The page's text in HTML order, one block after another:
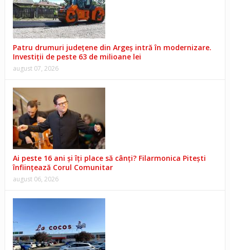
Patru drumuri județene din Argeș intră în modernizare.
Investiții de peste 63 de milioane lei
august 07, 2026
Ai peste 16 ani și îți place să cânți? Filarmonica Pitești
înființează Corul Comunitar
august 06, 2026